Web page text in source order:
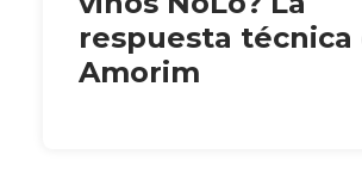
respuesta técnica
Amorim